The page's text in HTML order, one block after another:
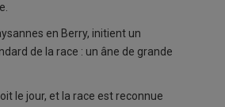
en Berry, initient un
de la race : un âne de grande
le jour, et la race est reconnue